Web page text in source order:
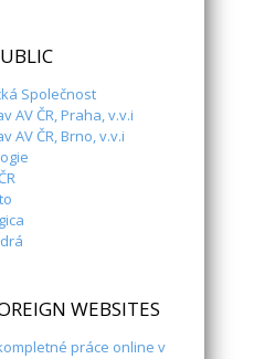
Společnost
AV ČR, Praha, v.v.i
AV ČR, Brno, v.v.i
WEBSITES
práce online v